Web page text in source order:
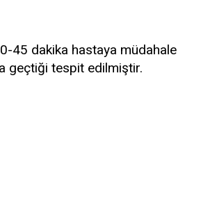
45 dakika hastaya müdahale
geçtiği tespit edilmiştir.